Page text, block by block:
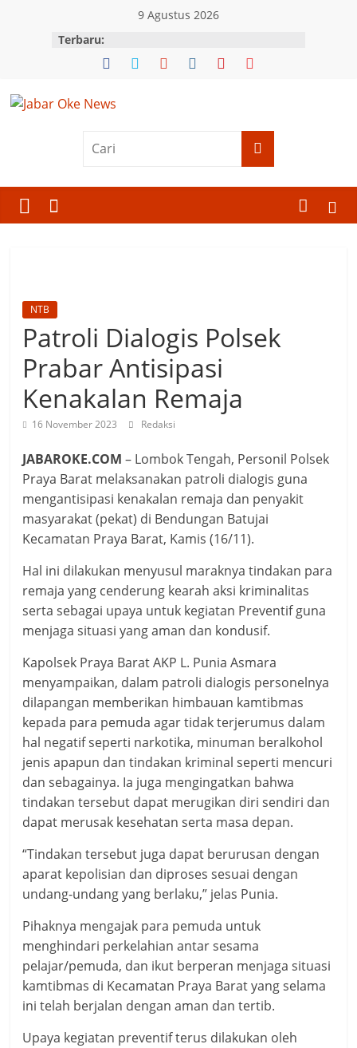
9 Agustus 2026
Terbaru:
News
Barat
NTB
Patroli Dialogis Polsek
Prabar Antisipasi
Kenakalan Remaja
16 November 2023 Redaksi
JABAROKE.COM – Lombok Tengah, Personil Polsek
Praya Barat melaksanakan patroli dialogis guna
mengantisipasi kenakalan remaja dan penyakit
masyarakat (pekat) di Bendungan Batujai
Kecamatan Praya Barat, Kamis (16/11).
Hal ini dilakukan menyusul maraknya tindakan para
remaja yang cenderung kearah aksi kriminalitas
serta sebagai upaya untuk kegiatan Preventif guna
menjaga situasi yang aman dan kondusif.
Kapolsek Praya Barat AKP L. Punia Asmara
menyampaikan, dalam patroli dialogis personelnya
dilapangan memberikan himbauan kamtibmas
kepada para pemuda agar tidak terjerumus dalam
hal negatif seperti narkotika, minuman beralkohol
jenis apapun dan tindakan kriminal seperti mencuri
dan sebagainya. Ia juga mengingatkan bahwa
tindakan tersebut dapat merugikan diri sendiri dan
dapat merusak kesehatan serta masa depan.
“Tindakan tersebut juga dapat berurusan dengan
aparat kepolisian dan diproses sesuai dengan
undang-undang yang berlaku,” jelas Punia.
Pihaknya mengajak para pemuda untuk
menghindari perkelahian antar sesama
pelajar/pemuda, dan ikut berperan menjaga situasi
kamtibmas di Kecamatan Praya Barat yang selama
ini telah berjalan dengan aman dan tertib.
Upaya kegiatan preventif terus dilakukan oleh